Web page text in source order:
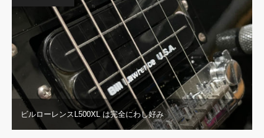
ビルローレンスL500XL は完全にわし好み